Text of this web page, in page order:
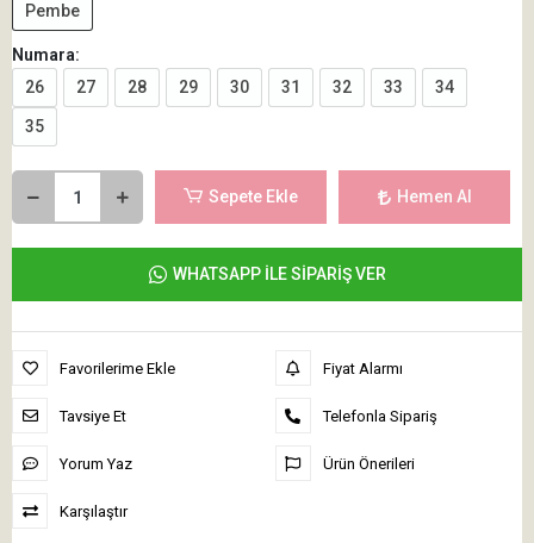
Pembe
Numara:
26
27 28 29 30 31 32 33 34
35
Sepete Ekle Hemen Al
WHATSAPP İLE SİPARİŞ VER
Favorilerime Ekle
Tavsiye Et
Yorum Yaz
Karşılaştır
Fiyat Alarmı
Telefonla Sipariş
Ürün Önerileri